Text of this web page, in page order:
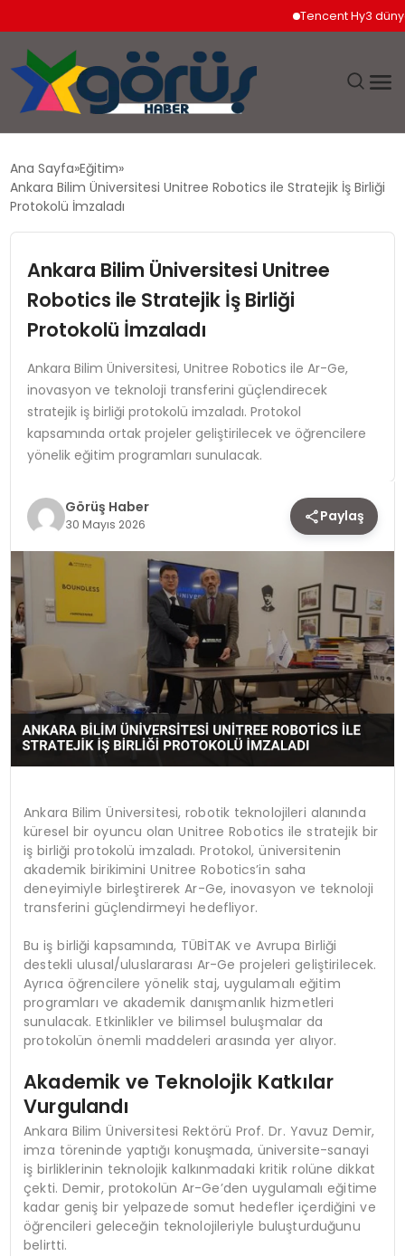
Tencent Hy3 dünya
EKONOMI
MAGAZIN
SPOR
TEKNOLOJI
Ana Sayfa Eğitim
Ankara Bilim Üniversitesi Unitree Robotics ile Stratejik İş Birliği
Protokolü İmzaladı
Ankara Bilim Üniversitesi Unitree
Robotics ile Stratejik İş Birliği
Protokolü İmzaladı
Ankara Bilim Üniversitesi, Unitree Robotics ile Ar-Ge,
inovasyon ve teknoloji transferini güçlendirecek
stratejik iş birliği protokolü imzaladı. Protokol
kapsamında ortak projeler geliştirilecek ve öğrencilere
yönelik eğitim programları sunulacak.
Görüş Haber
30 Mayıs 2026 Paylaş
Ankara Bilim Üniversitesi, robotik teknolojileri alanında
küresel bir oyuncu olan Unitree Robotics ile stratejik bir
iş birliği protokolü imzaladı. Protokol, üniversitenin
akademik birikimini Unitree Robotics’in saha
deneyimiyle birleştirerek Ar-Ge, inovasyon ve teknoloji
transferini güçlendirmeyi hedefliyor.
Bu iş birliği kapsamında, TÜBİTAK ve Avrupa Birliği
destekli ulusal/uluslararası Ar-Ge projeleri geliştirilecek.
Ayrıca öğrencilere yönelik staj, uygulamalı eğitim
programları ve akademik danışmanlık hizmetleri
sunulacak. Etkinlikler ve bilimsel buluşmalar da
protokolün önemli maddeleri arasında yer alıyor.
Akademik ve Teknolojik Katkılar
Vurgulandı
Ankara Bilim Üniversitesi Rektörü Prof. Dr. Yavuz Demir,
imza töreninde yaptığı konuşmada, üniversite-sanayi
iş birliklerinin teknolojik kalkınmadaki kritik rolüne dikkat
çekti. Demir, protokolün Ar-Ge’den uygulamalı eğitime
kadar geniş bir yelpazede somut hedefler içerdiğini ve
öğrencileri geleceğin teknolojileriyle buluşturduğunu
belirtti.